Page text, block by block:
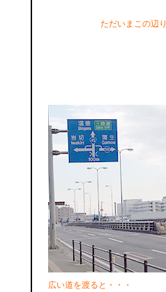
ただいまこの辺り
広い道を渡ると・・・